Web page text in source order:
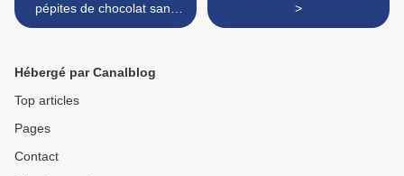
pépites de chocolat sans
gluten
>
Hébergé par Canalblog
Top articles
Pages
Contact